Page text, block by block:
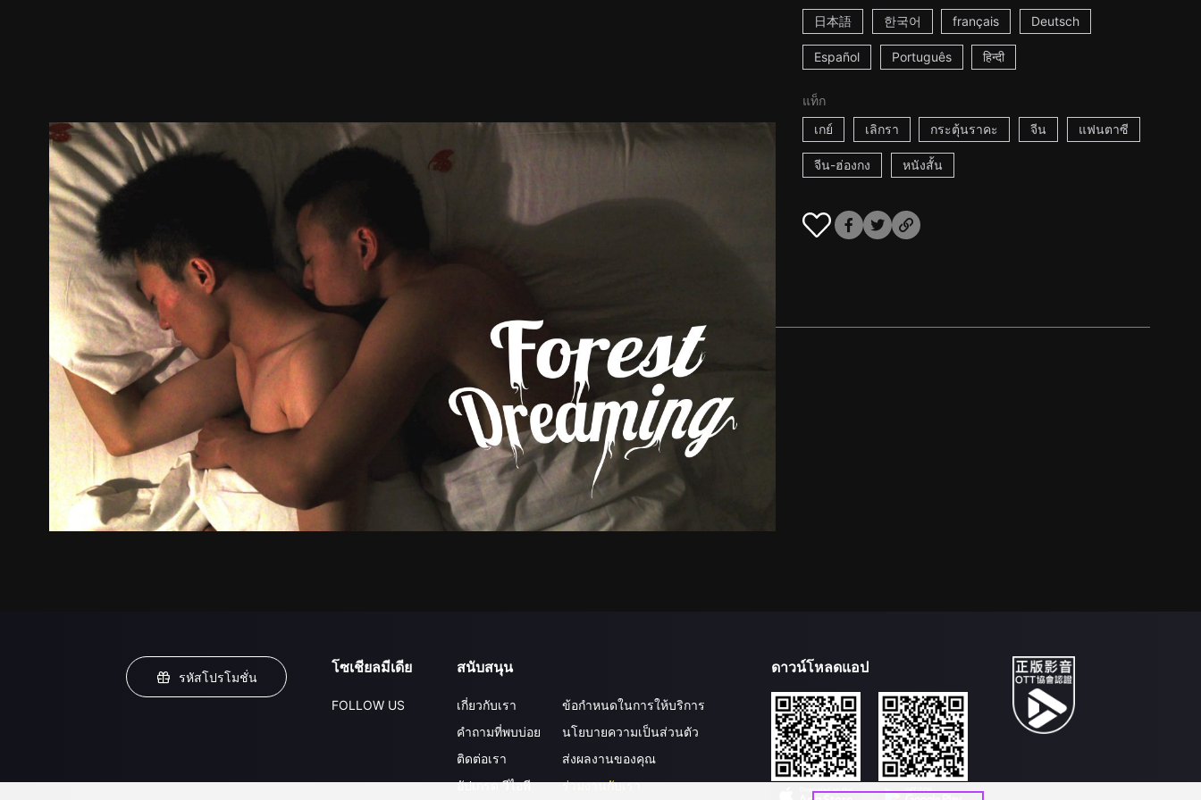
日本語 한국어 français Deutsch
Español Português हिन्दी
แท็ก
เกย์
เลิกรา กระตุ้นราคะ จีน แฟนตาซี
จีน-ฮ่องกง หนังสั้น
ตัวอย่าง ภาพนิ่ง เนื้อหาที่แนะนำ รายละเอียด
รหัสโปรโมชั่น
โซเชียลมีเดีย
FOLLOW US
สนับสนุน
เกี่ยวกับเรา
คำถามที่พบบ่อย
ติดต่อเรา
อัปเกรด วีไอพี
ข้อกำหนดในการให้บริการ
นโยบายความเป็นส่วนตัว
ส่งผลงานของคุณ
ร่วมงานกับเรา
ดาวน์โหลดแอป